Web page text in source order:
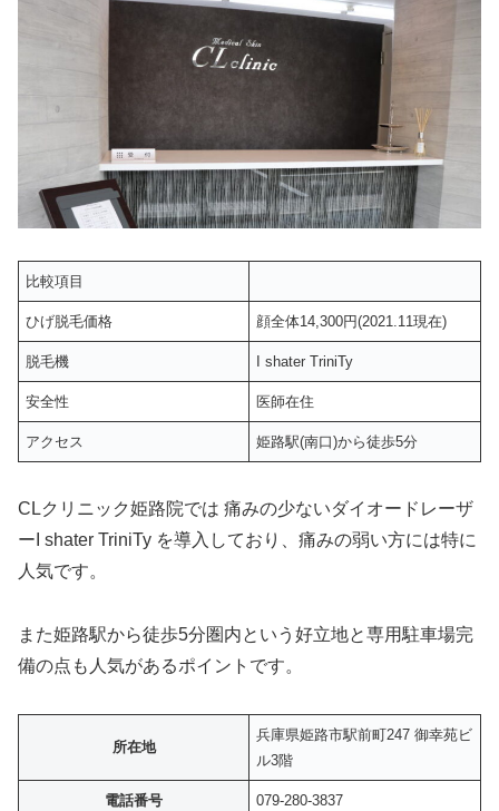
比較項目
ひげ脱毛価格 顔全体14,300円(2021.11現在)
脱毛機 I shater TriniTy
安全性 医師在住
アクセス 姫路駅(南口)から徒歩5分
CLクリニック姫路院では 痛みの少ないダイオードレーザ
ーI shater TriniTy を導入しており、痛みの弱い方には特に
人気です。
また姫路駅から徒歩5分圏内という好立地と専用駐車場完
備の点も人気があるポイントです。
所在地
兵庫県姫路市駅前町247 御幸苑ビ
ル3階
電話番号 079-280-3837